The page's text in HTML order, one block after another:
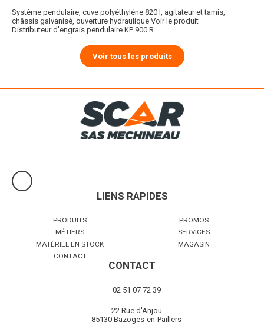
Système pendulaire, cuve polyéthylène 820 l, agitateur et tamis,
châssis galvanisé, ouverture hydraulique Voir le produit
Distributeur d'engrais pendulaire KP 900 R
Voir tous les produits
LIENS RAPIDES
PRODUITS
PROMOS
MÉTIERS
SERVICES
MATÉRIEL EN STOCK
MAGASIN
CONTACT
CONTACT
02 51 07 72 39
22 Rue d'Anjou
85130 Bazoges-en-Paillers